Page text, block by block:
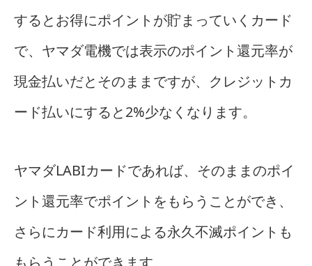
するとお得にポイントが貯まっていくカード
で、ヤマダ電機では表示のポイント還元率が
現金払いだとそのままですが、クレジットカ
ード払いにすると2%少なくなります。
ヤマダLABIカードであれば、そのままのポイ
ント還元率でポイントをもらうことができ、
さらにカード利用による永久不滅ポイントも